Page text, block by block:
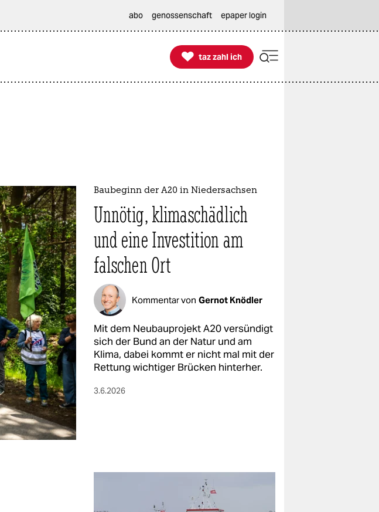
abo genossenschaft epaper login

taz zahl ich
taz zahl ich
Baubeginn der A20 in Niedersachsen
Unnötig, klimaschädlich
und eine Investition am
falschen Ort
Kommentar von Gernot Knödler
Mit dem Neubauprojekt A20 versündigt
sich der Bund an der Natur und am
Klima, dabei kommt er nicht mal mit der
Rettung wichtiger Brücken hinterher.
3.6.2026